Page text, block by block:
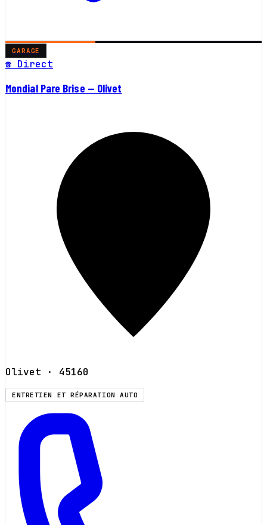
GARAGE
☎ Direct
Mondial Pare Brise — Olivet
Olivet · 45160
ENTRETIEN ET RÉPARATION AUTO